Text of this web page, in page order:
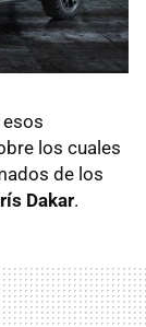
los cuales
de los
Dakar.